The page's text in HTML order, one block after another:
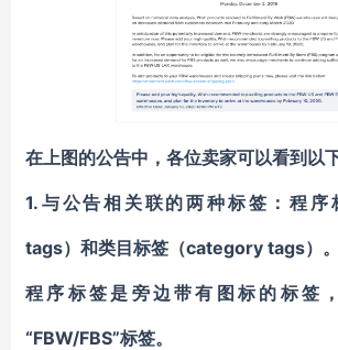
在上图的公告中，各位卖家可以看到以
1.与公告相关联的两种标签：程序
tags）和类目标签（category tags） 。
程序标签是旁边带有图标的标签
“FBW/FBS”标签。